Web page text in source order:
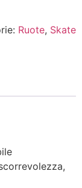
Ruote, Skate